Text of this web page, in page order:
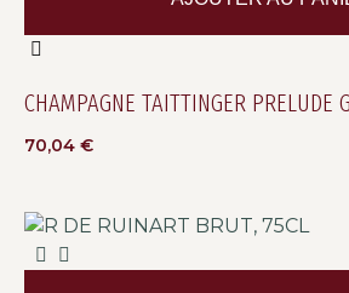
CHAMPAGNE TAITTINGER PRELUDE
70,04 €